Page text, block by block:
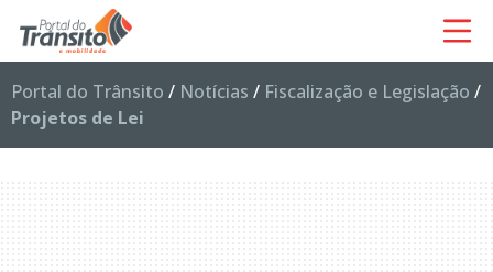
Portal do Trânsito / Notícias / Fiscalização e Legislação /
Projetos de Lei